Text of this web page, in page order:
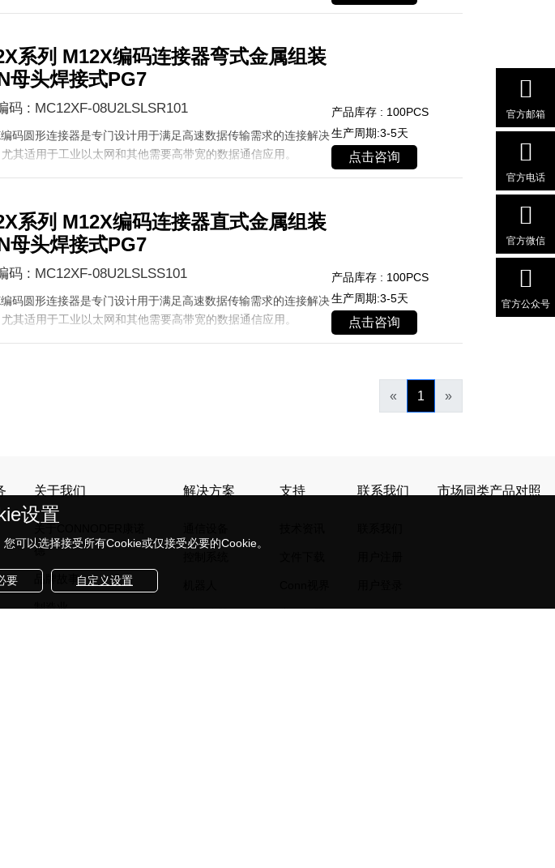
设置
可以选择接受所有Cookie或仅接受必要的Cookie。
要 自定义设置
系列 M12X编码连接器弯式金属组装
母头焊接式PG7
码 : MC12XF-08U2LSLSR101
码圆形连接器是专门设计用于满足高速数据传输需求的连接解决
其适用于工业以太网和其他需要高带宽的数据通信应用。
产品库存 : 100PCS
生产周期:3-5天
点击咨询
系列 M12X编码连接器直式金属组装
母头焊接式PG7
码 : MC12XF-08U2LSLSS101
码圆形连接器是专门设计用于满足高速数据传输需求的连接解决
其适用于工业以太网和其他需要高带宽的数据通信应用。
产品库存 : 100PCS
生产周期:3-5天
点击咨询
« 1 »
官方邮箱
官方电话
官方微信
官方公众号
关于我们
德
品牌故事
制造业
解决方案 支持 联系我们 市场同类产品对照